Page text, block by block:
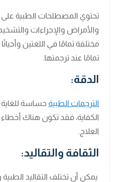
تحتوي المصطلحات الطبية على
والأمراض والإجراءات
مختلفة تمامًا في اللغتين
تمامًا عند ترجمتها.
الدقة:
الترجمات الطبية حساسة للغاية
الكفاية، فقد تكون هناك
العلاج.
الثقافة والتقاليد:
يمكن أن تختلف التقاليد الطبية